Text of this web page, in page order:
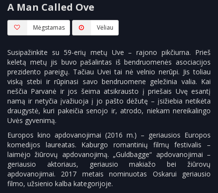
A Man Called Ove
Mėgstamas Vėliau
Susipažinkite su 59-erių metų Uve – rajono pikčiurna. Prieš
keletą metų jis buvo pašalintas iš bendruomenės asociacijos
prezidento pareigų. Tačiau Uvei tai nė velnio nerūpi. Jis toliau
viską stebi ir rūpinasi savo bendruomene geležinia valia. Kai
neščia Parvanė ir jos šeima atsikrausto į priešais Uvę esantį
namą ir netyčia įvažiuoja į jo pašto dėžutę – įsižiebia netikėta
draugystė, kuri pakeičia senojo ir, atrodo, niekam nereikalingo
Uvės gyvenimą.
Europos kino apdovanojimai (2016 m.) – geriausios Europos
komedijos laureatas. Kaburgo romantinių filmų festivalis –
laimėjo žiūrovų apdovanojimą. „Guldbagge“ apdovanojimai –
geriausio aktoriaus, geriausio makiažo bei žiūrovų
apdovanojimai. 2017 metais nominuotas Oskarui geriausio
filmo, užsienio kalba kategorijoje.